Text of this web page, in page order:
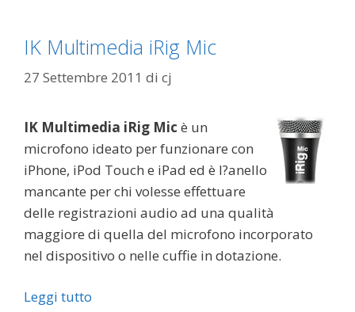
IK Multimedia iRig Mic
27 Settembre 2011 di cj
IK Multimedia iRig Mic è un
microfono ideato per funzionare con
iPhone, iPod Touch e iPad ed è l?anello
mancante per chi volesse effettuare
delle registrazioni audio ad una qualità
maggiore di quella del microfono incorporato
nel dispositivo o nelle cuffie in dotazione.
Leggi tutto